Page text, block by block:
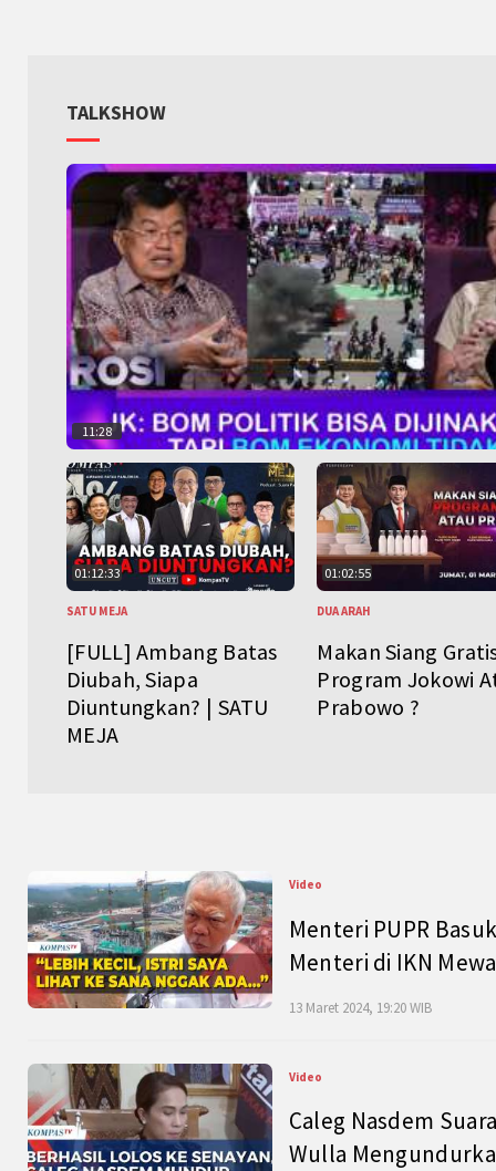
TALKSHOW
11:28
01:12:33
SATU MEJA
[FULL] Ambang Batas
Diubah, Siapa
Diuntungkan? | SATU
MEJA
01:02:55
DUA ARAH
Makan Siang
Program Jokowi
Prabowo ?
Video
Menteri PUPR
Menteri di IKN
13 Maret 2024, 19:20 WIB
Video
Caleg Nasdem
Wulla